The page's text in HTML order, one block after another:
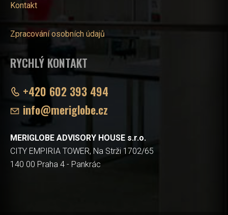
Kontakt
Zpracování osobních údajů
RYCHLÝ KONTAKT
+420 602 393 494
info@meriglobe.cz
MERIGLOBE ADVISORY HOUSE s.r.o.
CITY EMPIRIA TOWER, Na Strži 1702/65
140 00 Praha 4 - Pankrác